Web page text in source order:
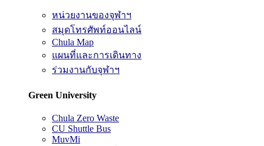
หน่วยงานของจุฬาฯ
สมุดโทรศัพท์ออนไลน์
Chula Map
แผนที่และการเดินทาง
ร่วมงานกับจุฬาฯ
Green University
Chula Zero Waste
CU Shuttle Bus
MuvMi